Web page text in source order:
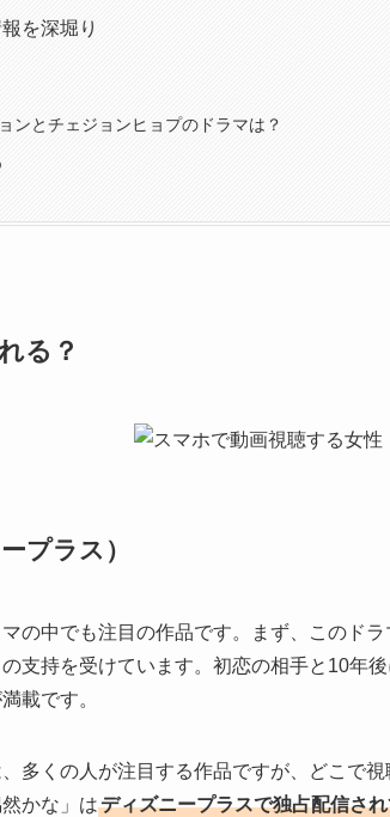
を深堀り
ンとチェジョンヒョプのドラマは？
る？
プラス）
マの中でも注目の作品です。まず、このド
支持を受けています。初恋の相手と10年
載です。
多くの人が注目する作品ですが、どこで
かな」はディズニープラスで独占配信さ